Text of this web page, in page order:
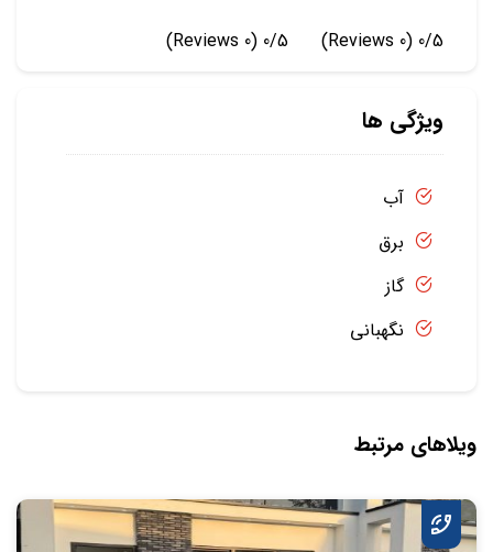
0/5
(0 Reviews)
0/5
(0 Reviews)
ویژگی ها
آب
برق
گاز
نگهبانی
ویلاهای مرتبط